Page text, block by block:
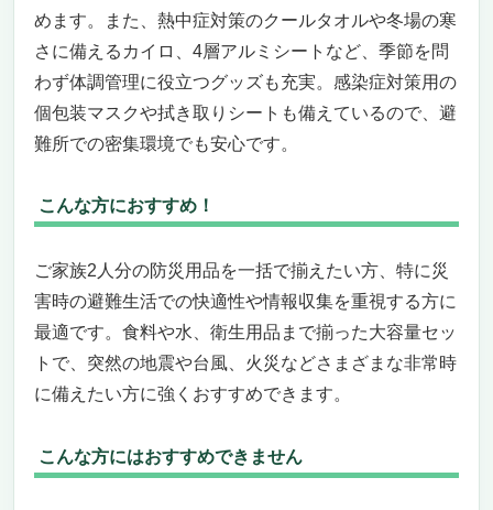
めます。また、熱中症対策のクールタオルや冬場の寒
さに備えるカイロ、4層アルミシートなど、季節を問
わず体調管理に役立つグッズも充実。感染症対策用の
個包装マスクや拭き取りシートも備えているので、避
難所での密集環境でも安心です。
こんな方におすすめ！
ご家族2人分の防災用品を一括で揃えたい方、特に災
害時の避難生活での快適性や情報収集を重視する方に
最適です。食料や水、衛生用品まで揃った大容量セッ
トで、突然の地震や台風、火災などさまざまな非常時
に備えたい方に強くおすすめできます。
こんな方にはおすすめできません